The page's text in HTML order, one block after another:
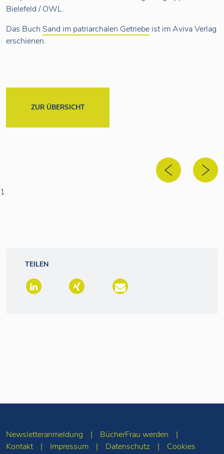
Bielefeld / OWL.
Das Buch Sand im patriarchalen Getriebe ist im Aviva Verlag
erschienen.
ZUR ÜBERSICHT
1
TEILEN
Newsletteranmeldung
BücherFrau werden
Kontakt
Impressum Datenschutz Cookies